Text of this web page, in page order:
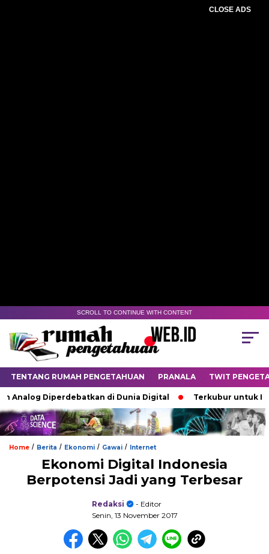
CLOSE ADS
SCROLL TO CONTINUE WITH CONTENT
TENTANG RUMAH PENGETAHUAN PRANALA TWIT
Analog Diperdebatkan di Dunia Digital Terkubur untuk
Home / Berita / Ekonomi / Gawai / Internet
Ekonomi Digital Indonesia
Berpotensi Jadi yang Terbesar
Redaksi
- Editor
Senin, 13 November 2017